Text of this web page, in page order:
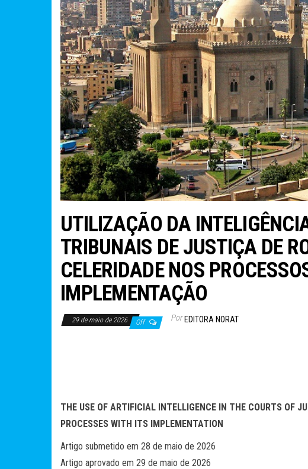
UTILIZAÇÃO DA
TRIBUNAIS DE JUSTIÇA DE
CELERIDADE NOS
IMPLEMENTAÇÃO
29 de maio de 2026 Off Por EDITORA NORAT
THE USE OF ARTIFICIAL INTELLIGENCE IN THE COURTS OF
PROCESSES WITH ITS IMPLEMENTATION
Artigo submetido em 28 de maio de 2026
Artigo aprovado em 29 de maio de 2026